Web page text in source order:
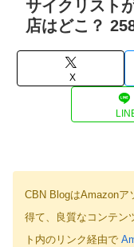
サイクリスト
店はどこ？
X
CBN BlogはAmazonア
得て、良質なコンテン
ト内のリンク経由で